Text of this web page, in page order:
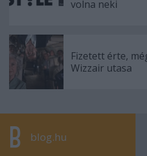
volna neki
Fizetett érte,
Wizzair utasa
blog.hu